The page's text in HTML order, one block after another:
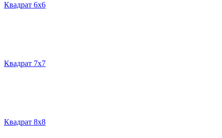
Квадрат 6х6
Квадрат 7х7
Квадрат 8х8